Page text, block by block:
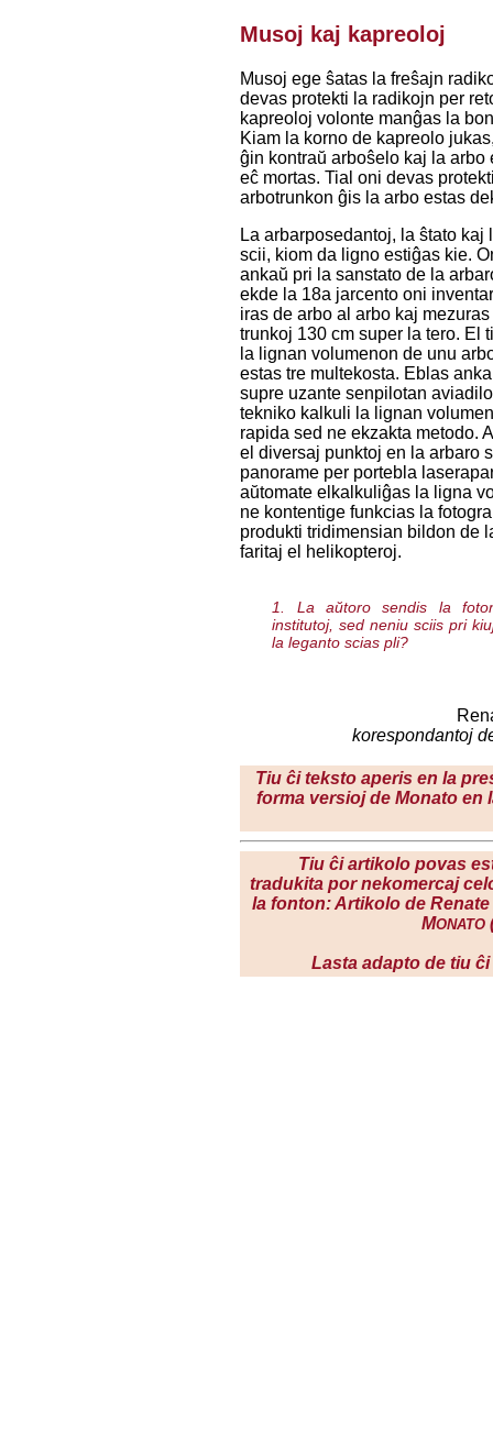
Musoj kaj kapreoloj
Musoj ege ŝatas la freŝajn
devas protekti la radikojn per
kapreoloj volonte manĝas la
Kiam la korno de kapreolo
ĝin kontraŭ arboŝelo kaj la arbo
eĉ mortas. Tial oni devas
arbotrunkon ĝis la arbo estas
La arbarposedantoj, la ŝtato kaj
scii, kiom da ligno estiĝas kie.
ankaŭ pri la sanstato de la
ekde la 18a jarcento oni
iras de arbo al arbo kaj
trunkoj 130 cm super la tero. El
la lignan volumenon de unu
estas tre multekosta. Eblas
supre uzante senpilotan
tekniko kalkuli la lignan
rapida sed ne ekzakta metodo.
el diversaj punktoj en la arbaro
panorame per portebla
aŭtomate elkalkuliĝas la ligna
ne kontentige funkcias la
produkti tridimensian bildon de
faritaj el helikopteroj.
1. La aŭtoro sendis la
institutoj, sed neniu sciis pri
la leganto scias pli?
korespondantoj
Tiu ĉi teksto aperis en la
forma versioj de Monato en
Tiu ĉi artikolo povas
tradukita por nekomercaj
la fonton: Artikolo de
MONATO
Lasta adapto de tiu